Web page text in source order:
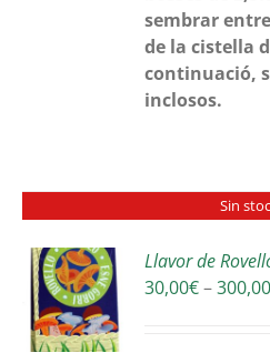
sembrar
de la cistella
continuació,
inclosos.
Sin
Llavor de
30,00€–